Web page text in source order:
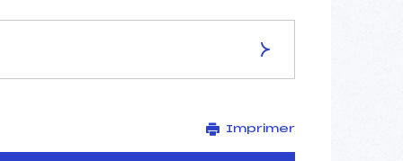
–
–
Imprimer